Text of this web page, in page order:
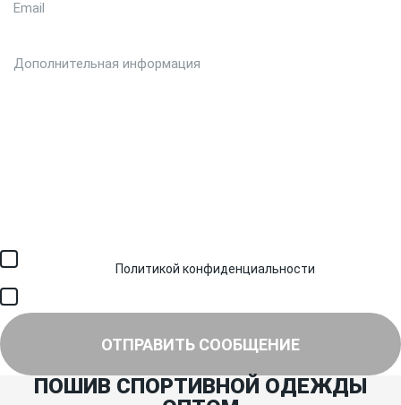
Политикой конфиденциальности
ОТПРАВИТЬ СООБЩЕНИЕ
ПОШИВ СПОРТИВНОЙ ОДЕЖДЫ